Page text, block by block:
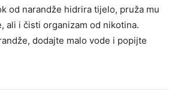
od narandže hidrira tijelo, pruža mu
ali i čisti organizam od nikotina.
dodajte malo vode i popijte